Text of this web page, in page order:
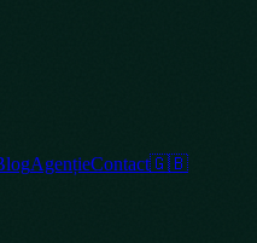
AgențieContact🇬🇧